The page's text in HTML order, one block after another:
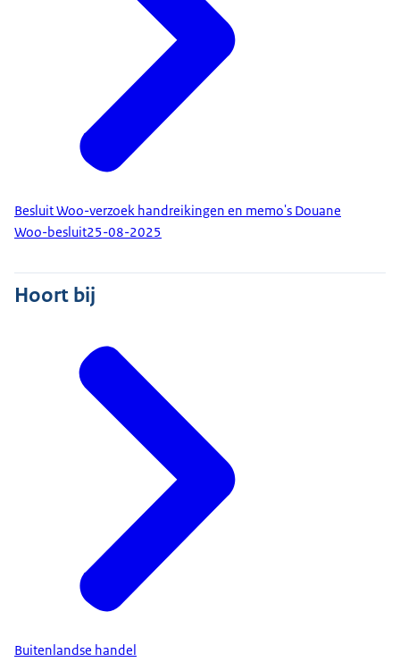
Besluit Woo-verzoek handreikingen en memo's Douane
Woo-besluit25-08-2025
Hoort bij
Buitenlandse handel